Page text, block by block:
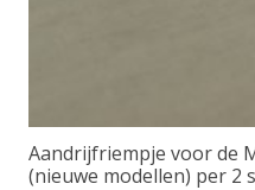
Aandrijfriempje voor de
(nieuwe modellen) per 2